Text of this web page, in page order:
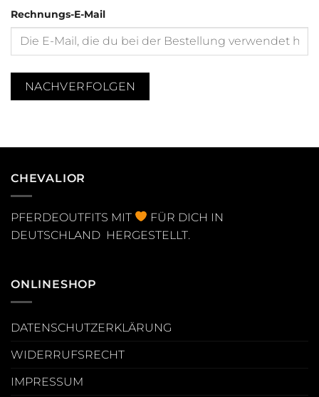
Rechnungs-E-Mail
NACHVERFOLGEN
CHEVALIOR
PFERDEOUTFITS MIT
FÜR DICH IN
DEUTSCHLAND HERGESTELLT.
ONLINESHOP
DATENSCHUTZERKLÄRUNG
WIDERRUFSRECHT
IMPRESSUM